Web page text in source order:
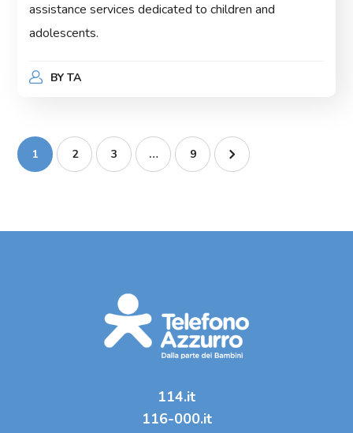
assistance services dedicated to children and
adolescents.
BY TA
1 2 3 … 9
114.it
116-000.it